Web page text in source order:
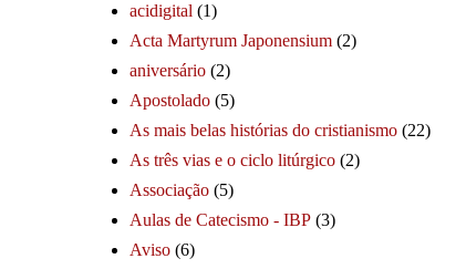
acidigital (1)
Acta Martyrum Japonensium (2)
aniversário (2)
Apostolado (5)
As mais belas histórias do cristianismo (22)
As três vias e o ciclo litúrgico (2)
Associação (5)
Aulas de Catecismo - IBP (3)
Aviso (6)